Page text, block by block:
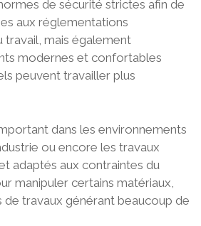
de sécurité strictes afin de
aux réglementations
mais également
modernes et confortables
peuvent travailler plus
dans les environnements
ou encore les travaux
adaptés aux contraintes du
manipuler certains matériaux,
de travaux générant beaucoup de